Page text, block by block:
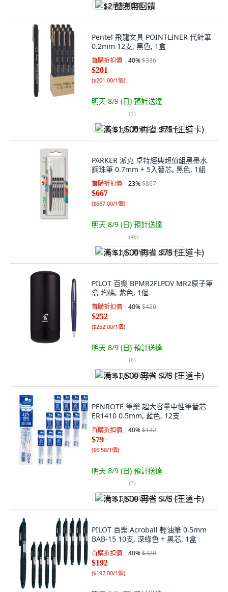
$2 酷澎幣回饋
Pentel 飛龍文具 POINTLINER 代針筆
0.2mm 12支, 黑色, 1盒
首購折扣價 40%$336
$201
($201.00/1個)
明天 8/9 (日) 預計送達
(1)
满 $1,500 再省 $75 (王道卡)
PARKER 派克 卓特經典超值組黑墨水
鋼珠筆 0.7mm + 5入替芯, 黑色, 1組
首購折扣價 23%$867
$667
($667.00/1個)
明天 8/9 (日) 預計送達
(46)
满 $1,500 再省 $75 (王道卡)
PILOT 百樂 BPMR2FLPDV MR2原子筆
盒 均碼, 紫色, 1個
首購折扣價 40%$420
$252
($252.00/1個)
明天 8/9 (日) 預計送達
(6)
满 $1,500 再省 $75 (王道卡)
PENROTE 筆樂 超大容量中性筆替芯
ER1410 0.5mm, 藍色, 12支
首購折扣價 40%$132
$79
($6.58/1個)
明天 8/9 (日) 預計送達
(3)
满 $1,500 再省 $75 (王道卡)
PILOT 百樂 Acroball 輕油筆 0.5mm
BAB-15 10支, 深綠色 + 黑芯, 1盒
首購折扣價 40%$320
$192
($192.00/1個)